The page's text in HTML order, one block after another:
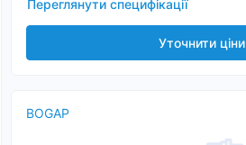
Переглянути специфікації
Уточнити ціни
BOGAP